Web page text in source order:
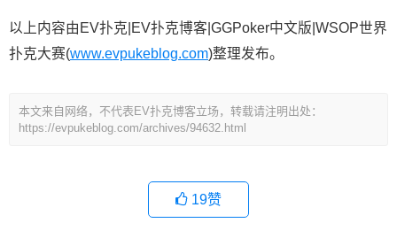
以上内容由EV扑克|EV扑克博客|GGPoker中文版|WSOP世界
扑克大赛(www.evpukeblog.com)整理发布。
本文来自网络，不代表EV扑克博客立场，转载请注明出处：
https://evpukeblog.com/archives/94632.html
19赞